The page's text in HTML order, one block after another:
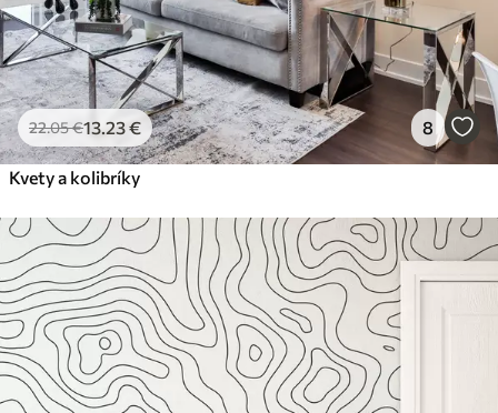
22.05€13.23€ 8
Kvety a kolibríky